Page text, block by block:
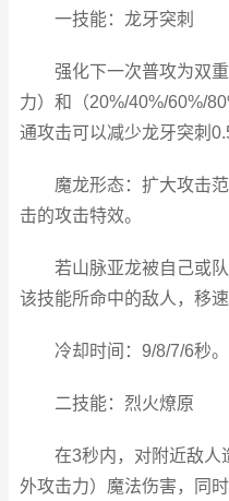
一技能：龙牙突刺
强化下一次普攻为双
力）和（20%/40%/60%/
通攻击可以减少龙牙突刺
魔龙形态：扩大攻击
击的攻击特效。
若山脉亚龙被自己或
该技能所命中的敌人，移速
冷却时间：9/8/7/6秒。
二技能：烈火燎原
在3秒内，对附近敌人
外攻击力）魔法伤害，同